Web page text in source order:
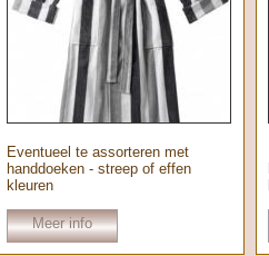
Eventueel te assorteren met
handdoeken - streep of effen
kleuren
Meer info